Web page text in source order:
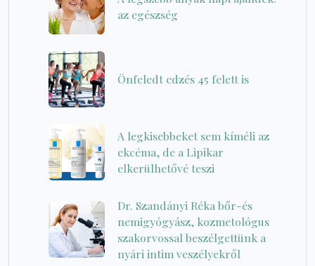
az egészség
Önfeledt edzés 45 felett is
A legkisebbeket sem kíméli az
ekcéma, de a Lipikar
elkerülhetővé teszi
Dr. Szandányi Réka bőr-és
nemigyógyász, kozmetológus
szakorvossal beszélgettünk a
nyári intim veszélyekről